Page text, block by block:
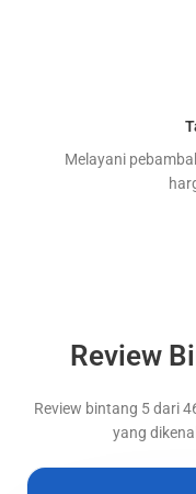
Melayani
Review
Review bintang 5 dari
yang